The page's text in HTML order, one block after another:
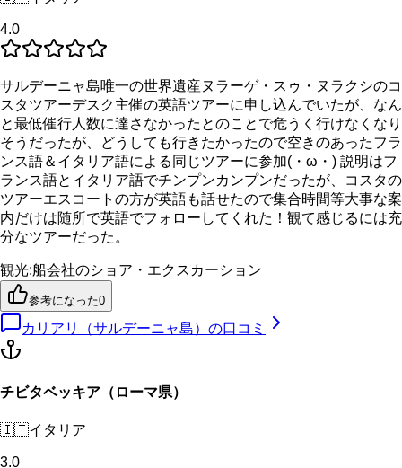
4.0
サルデーニャ島唯一の世界遺産ヌラーゲ・スゥ・ヌラクシのコ
スタツアーデスク主催の英語ツアーに申し込んでいたが、なん
と最低催行人数に達さなかったとのことで危うく行けなくなり
そうだったが、どうしても行きたかったので空きのあったフラ
ンス語＆イタリア語による同じツアーに参加(・ω・) 説明はフ
ランス語とイタリア語でチンプンカンプンだったが、コスタの
ツアーエスコートの方が英語も話せたので集合時間等大事な案
内だけは随所で英語でフォローしてくれた！観て感じるには充
分なツアーだった。
観光:船会社のショア・エクスカーション
参考になった0
カリアリ（サルデーニャ島） の口コミ
チビタベッキア（ローマ県）
🇮🇹イタリア
3.0